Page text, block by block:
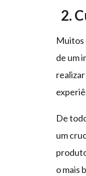
2.
Muitos
de um
De
um
o mais